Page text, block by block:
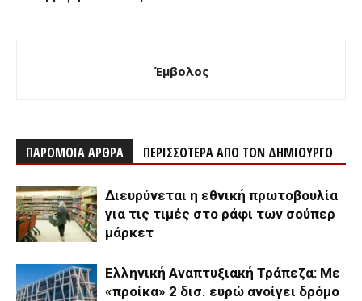
Έμβολος
ΠΑΡΟΜΟΙΑ ΑΡΘΡΑ ΠΕΡΙΣΣΟΤΕΡΑ ΑΠΟ ΤΟΝ ΔΗΜΙΟΥΡΓΟ
Διευρύνεται η εθνική πρωτοβουλία
για τις τιμές στο ράφι των σούπερ
μάρκετ
Ελληνική Αναπτυξιακή Τράπεζα: Με
«προίκα» 2 δισ. ευρώ ανοίγει δρόμο